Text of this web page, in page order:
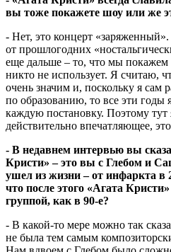
вы тоже покажете шоу или же
- Нет, это концерт
от прошлогодних
еще дальше – то, что мы покажем
никто не использует. Я считаю,
очень значим и, поскольку я сам
по образованию, то все эти годы
каждую постановку. Поэтому тут
действительно впечатляющее,
- В недавнем интервью вы
Кристи» – это вы с Глебом и
ушел из жизни – от инфаркта в
что после этого «Агата
группой, как в 90-е?
- В какой-то мере можно так
не была тем самым